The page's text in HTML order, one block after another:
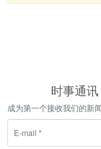
时事通讯
成为第一个接收我们的新